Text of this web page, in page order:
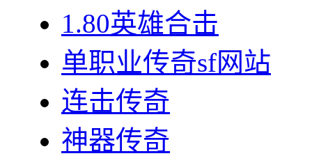
1.80英雄合击
单职业传奇sf网站
连击传奇
神器传奇